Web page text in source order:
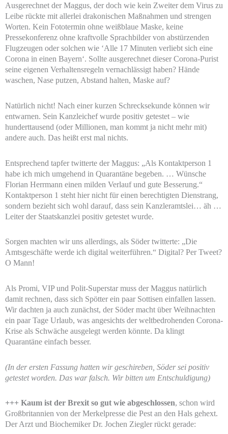
Ausgerechnet der Maggus, der doch wie kein Zweiter dem Virus zu
Leibe rückte mit allerlei drakonischen Maßnahmen und strengen
Worten. Kein Fototermin ohne weißblaue Maske, keine
Pressekonferenz ohne kraftvolle Sprachbilder von abstürzenden
Flugzeugen oder solchen wie ‘Alle 17 Minuten verliebt sich eine
Corona in einen Bayern‘. Sollte ausgerechnet dieser Corona-Purist
seine eigenen Verhaltensregeln vernachlässigt haben? Hände
waschen, Nase putzen, Abstand halten, Maske auf?
Natürlich nicht! Nach einer kurzen Schrecksekunde können wir
entwarnen. Sein Kanzleichef wurde positiv getestet – wie
hunderttausend (oder Millionen, man kommt ja nicht mehr mit)
andere auch. Das heißt erst mal nichts.
Entsprechend tapfer twitterte der Maggus: „Als Kontaktperson 1
habe ich mich umgehend in Quarantäne begeben. … Wünsche
Florian Herrmann einen milden Verlauf und gute Besserung.“
Kontaktperson 1 steht hier nicht für einen berechtigten Dienstrang,
sondern bezieht sich wohl darauf, dass sein Kanzleramtslei… äh …
Leiter der Staatskanzlei positiv getestet wurde.
Sorgen machten wir uns allerdings, als Söder twitterte: „Die
Amtsgeschäfte werde ich digital weiterführen.“ Digital? Per Tweet?
O Mann!
Als Promi, VIP und Polit-Superstar muss der Maggus natürlich
damit rechnen, dass sich Spötter ein paar Sottisen einfallen lassen.
Wir dachten ja auch zunächst, der Söder macht über Weihnachten
ein paar Tage Urlaub, was angesichts der weltbedrohenden Corona-
Krise als Schwäche ausgelegt werden könnte. Da klingt
Quarantäne einfach besser.
(In der ersten Fassung hatten wir geschireben, Söder sei positiv
getestet worden. Das war falsch. Wir bitten um Entschuldigung)
+++ Kaum ist der Brexit so gut wie abgeschlossen, schon wird
Großbritannien von der Merkelpresse die Pest an den Hals gehext.
Der Arzt und Biochemiker Dr. Jochen Ziegler rückt gerade: